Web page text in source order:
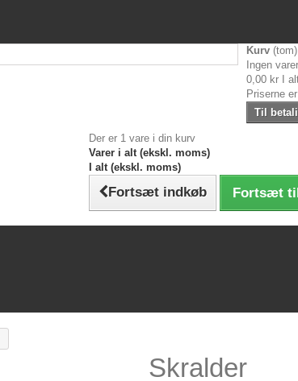
Kurv (tom)
Ingen varer
0,00 kr
I
Priserne
Til
Der er 1 vare i din kurv
Varer i alt (ekskl. moms)
I alt (ekskl. moms)
Fortsæt indkøb Fortsæt
Skralder